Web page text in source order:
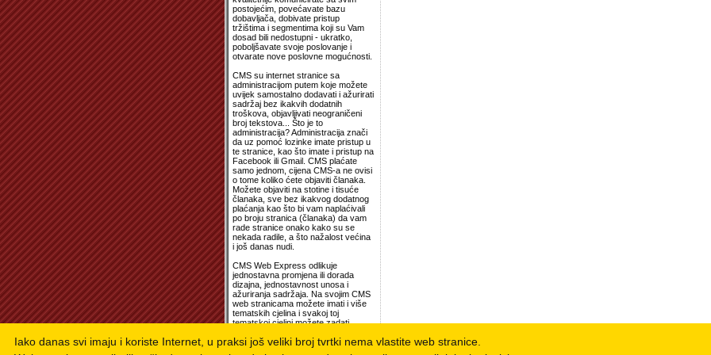
postojećim, povećavate bazu
dobavljača, dobivate pristup
tržištima i segmentima koji su Vam
dosad bili nedostupni - ukratko,
poboljšavate svoje poslovanje i
otvarate nove poslovne mogućnosti.
CMS su internet stranice sa
administracijom putem koje možete
uvijek samostalno dodavati i ažurirati
sadržaj bez ikakvih dodatnih
troškova, objavljivati neograničeni
broj tekstova... Što je to
administracija? Administracija znači
da uz pomoć lozinke imate pristup u
te stranice, kao što imate i pristup na
Facebook ili Gmail. CMS plaćate
samo jednom, cijena CMS-a ne ovisi
o tome koliko ćete objaviti članaka.
Možete objaviti na stotine i tisuće
članaka, sve bez ikakvog dodatnog
plaćanja kao što bi vam naplaćivali
po broju stranica (članaka) da vam
rade stranice onako kako su se
nekada radile, a što nažalost većina
i još danas nudi.
CMS Web Express odlikuje
jednostavna promjena ili dorada
dizajna, jednostavnost unosa i
ažuriranja sadržaja. Na svojim CMS
web stranicama možete imati i više
tematskih cjelina i svakoj toj
tematskoj cjelini možete zadati
pojedinačne web stranice unutar
vašeg web portala ne moraju
Iako danas svi imaju i koriste Internet, u praksi još veliki broj tvrtki nema vlastite web stranice.